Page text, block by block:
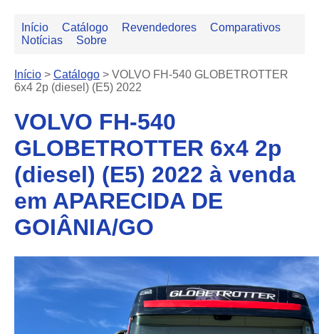
Início Catálogo Revendedores
Comparativos
Notícias
Sobre
Início > Catálogo > VOLVO FH-540 GLOBETROTTER
6x4 2p (diesel) (E5) 2022
VOLVO FH-540
GLOBETROTTER 6x4 2p
(diesel) (E5) 2022 à venda
em APARECIDA DE
GOIÂNIA/GO